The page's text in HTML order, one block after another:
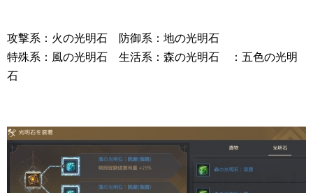
攻撃系：火の光明石 防御系：地の光明石
特殊系：風の光明石 生活系：森の光明石 ：五色の光明
石